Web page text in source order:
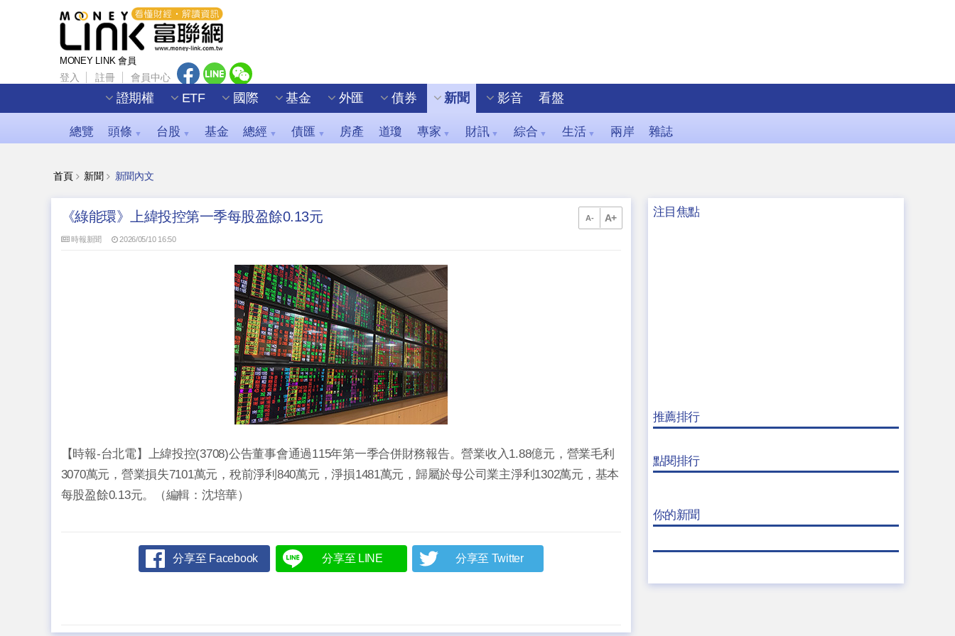
MONEY LINK 會員
登入 註冊 會員中心
證期權 ETF 國際 基金 外匯 債券 新聞 影音 看盤
總覽 頭條 ▼ 台股 ▼ 基金 總經 ▼ 債匯 ▼ 房產 道瓊 專家 ▼ 財訊 ▼ 綜合 ▼ 生活 ▼ 兩岸 雜誌
首頁 新聞 新聞內文
A- A+
《綠能環》上緯投控第一季每股盈餘0.13元
時報新聞 2026/05/10 16:50
【時報-台北電】上緯投控(3708)公告董事會通過115年第一季合併財務報告。營業收入1.88億元，營業毛利
3070萬元，營業損失7101萬元，稅前淨利840萬元，淨損1481萬元，歸屬於母公司業主淨利1302萬元，基本
每股盈餘0.13元。（編輯：沈培華）
分享至 Facebook 分享至 LINE 分享至 Twitter
注目焦點
推薦排行
點閱排行
你的新聞